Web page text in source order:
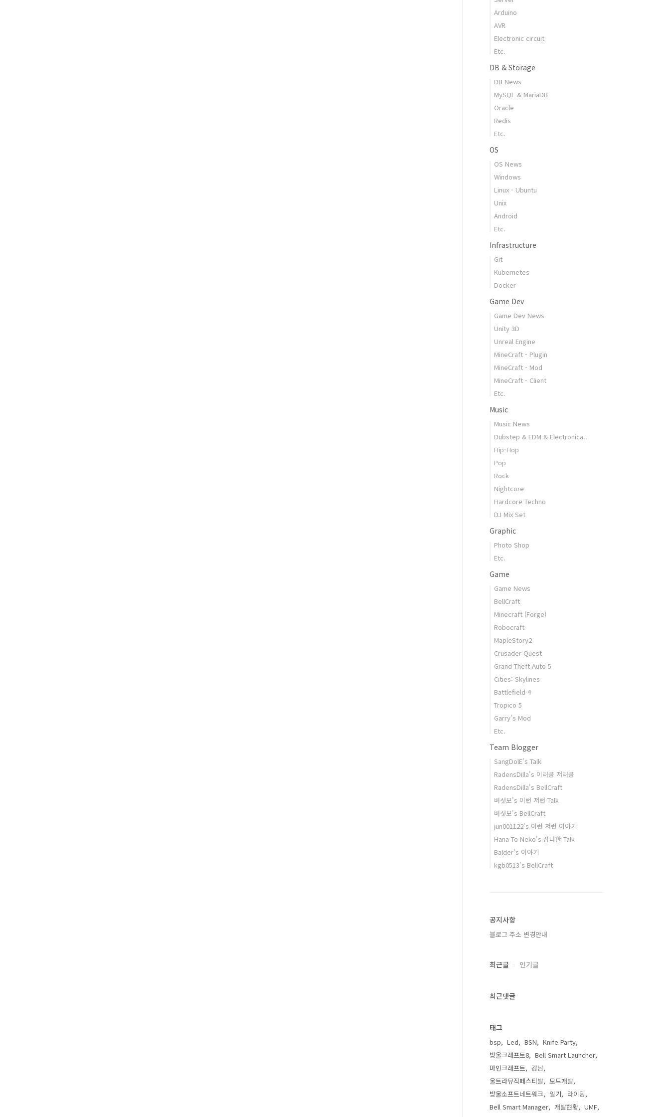
Arduino
AVR
Electronic circuit
Etc.
DB & Storage
DB News
MySQL & MariaDB
Oracle
Redis
Etc.
OS
OS News
Windows
Linux - Ubuntu
Unix
Android
Etc.
Infrastructure
Git
Kubernetes
Docker
Game Dev
Game Dev News
Unity 3D
Unreal Engine
MineCraft - Plugin
MineCraft - Mod
MineCraft - Client
Etc.
Music
Music News
Dubstep & EDM & Electronica..
Hip-Hop
Pop
Rock
Nightcore
Hardcore Techno
DJ Mix Set
Graphic
Photo Shop
Etc.
Game
Game News
BellCraft
Minecraft (Forge)
Robocraft
MapleStory2
Crusader Quest
Grand Theft Auto 5
Cities: Skylines
Battlefield 4
Tropico 5
Garry's Mod
Etc.
Team Blogger
SangDolE's Talk
RadensDilla's 이러쿵 저러쿵
RadensDilla's BellCraft
버섯모's 이런 저런 Talk
버섯모's BellCraft
jun001122's 이런 저런 이야기
Hana To Neko's 잡다한 Talk
Balder's 이야기
kgb0513's BellCraft
공지사항
블로그 주소 변경안내
최근글 인기글
최근댓글
태그
bsp Led BSN
Knife Party
방울크래프트8
Bell Smart Launcher
마인크래프트
강남
울트라뮤직페스티발
모드개발
방울소프트네트워크
일기
라이딩
Bell Smart Manager
개발현황
UMF